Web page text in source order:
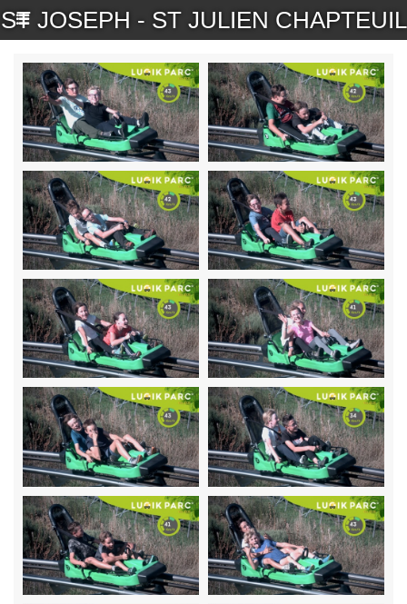
ST JOSEPH - ST JULIEN CHAPTEUIL